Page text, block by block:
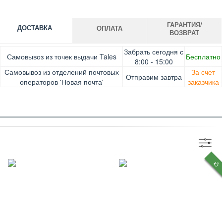
ДОСТАВКА
Самовывоз из точек выдачи Tales
Забрать сегодня с
8:00 - 15:00
Бесплатно
Самовывоз из отделений почтовых
операторов 'Новая почта'
Отправим завтра
За счет
заказчика
ОПЛАТА
Оплата при получении товара, Картой онлайн, Google
Pay, Безналичными для юридических лиц, Безналичными
для физических лиц, Apple Pay, Mastercard, Visa
ГАРАНТИЯ/
ВОЗВРАТ
Гарантия. Обмен/возврат товара в течение 14 дней.
Доставка за счет заказчика